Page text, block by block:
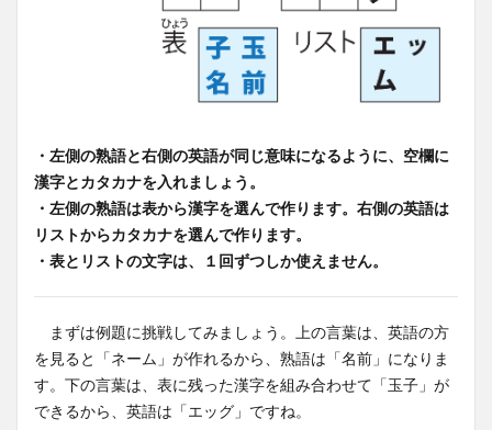
・左側の熟語と右側の英語が同じ意味になるように、空欄に
漢字とカタカナを入れましょう。
・左側の熟語は表から漢字を選んで作ります。右側の英語は
リストからカタカナを選んで作ります。
・表とリストの文字は、１回ずつしか使えません。
まずは例題に挑戦してみましょう。上の言葉は、英語の方
を見ると「ネーム」が作れるから、熟語は「名前」になりま
す。下の言葉は、表に残った漢字を組み合わせて「玉子」が
できるから、英語は「エッグ」ですね。